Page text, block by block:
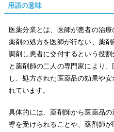
用語の意味
医薬分業とは、医師が患者の治療
薬剤の処方を医師が行ない、薬
調剤し患者に交付するという役
と薬剤師の二人の専門家により
し、処方された医薬品の効果や
れています。
具体的には、薬剤師から医薬品
導を受けられることや、薬剤師